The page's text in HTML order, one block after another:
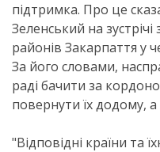
підтримка. Про це
Зеленський на
районів Закарпаття у
За його словами,
раді бачити за
повернути їх додому,
"Відповідні країни та